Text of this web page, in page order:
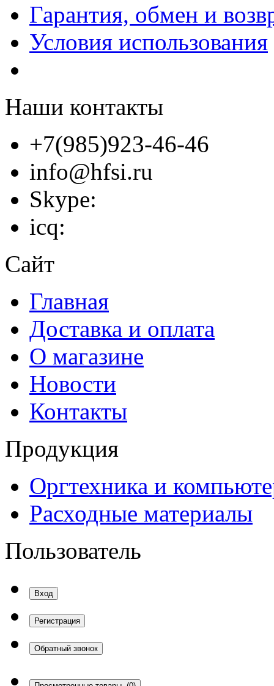
Гарантия, обмен и
Условия использования
Наши контакты
+7(985)923-46-46
info@hfsi.ru
Skype:
icq:
Сайт
Главная
Доставка и оплата
О магазине
Новости
Контакты
Продукция
Оргтехника и
Расходные материалы
Пользователь
Вход
Регистрация
Обратный звонок